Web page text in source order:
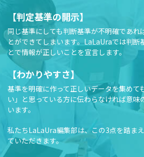
【判定基準の開示】
同じ基準にしても判断基準が不明確であれ
とができてしまいます。LaLaUraでは判断
とで情報が正しいことを宣言します。
【わかりやすさ】
基準を明確に作って正しいデータを集めて
い」と思っている方に伝わらなければ意味
います。
私たちLaLaUra編集部は、この3点を踏ま
ていただきます。